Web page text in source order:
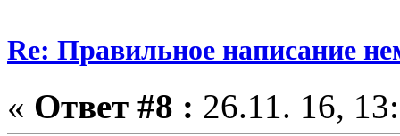
Re: Правильное написание
« Ответ #8 : 26.11. 16,